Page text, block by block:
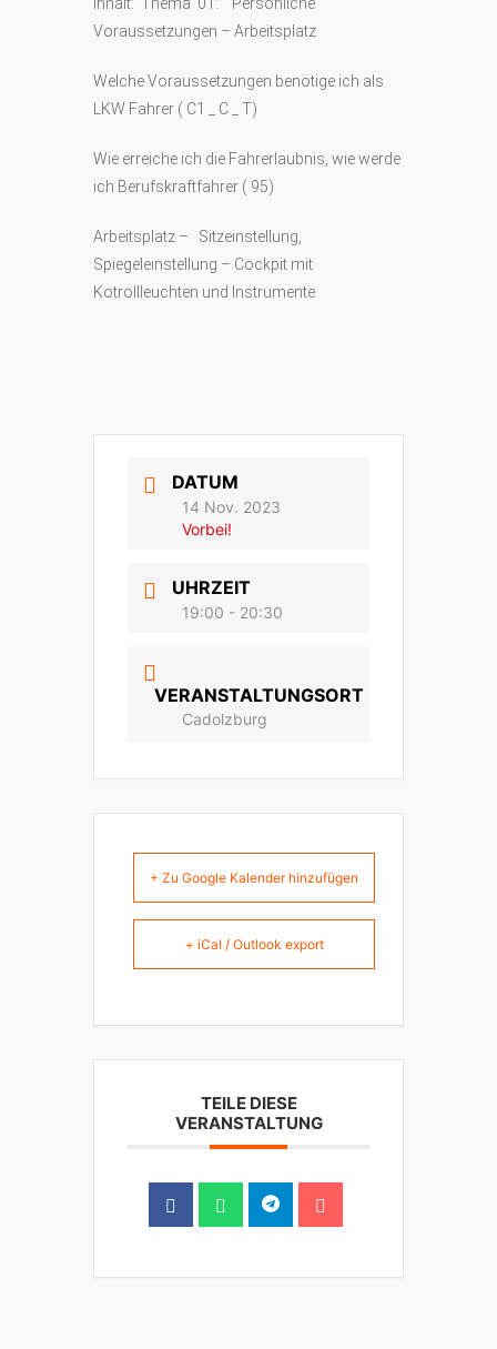
Voraussetzungen – Arbeitsplatz
Welche Voraussetzungen benötige ich als
LKW Fahrer ( C1 _ C _ T)
Wie erreiche ich die Fahrerlaubnis, wie werde
ich Berufskraftfahrer ( 95)
Arbeitsplatz – Sitzeinstellung,
Spiegeleinstellung – Cockpit mit
Kotrollleuchten und Instrumente
DATUM
14 Nov. 2023
Vorbei!
UHRZEIT
19:00 - 20:30
VERANSTALTUNGSORT
Cadolzburg
+ Zu Google Kalender hinzufügen
+ iCal / Outlook export
TEILE DIESE
VERANSTALTUNG